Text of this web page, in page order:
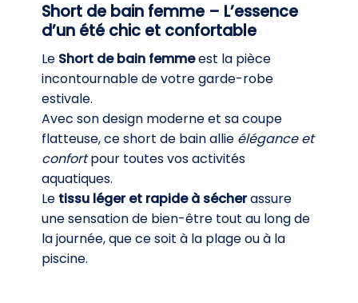
Short de bain femme – L’essence
d’un été chic et confortable
Le Short de bain femmeest la pièce
incontournable de votre garde-robe
estivale.
Avec son design moderne et sa coupe
flatteuse, ce short de bain allie élégance et
confortpour toutes vos activités
aquatiques.
Le tissu léger et rapide à sécherassure
une sensation de bien-être tout au long de
la journée, que ce soit à la plage ou à la
piscine.